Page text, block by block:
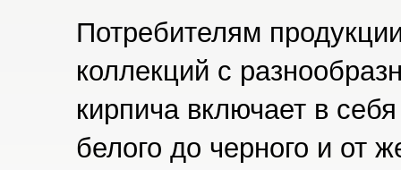
Потребителям
коллекций с
кирпича включает в
белого до черного и от